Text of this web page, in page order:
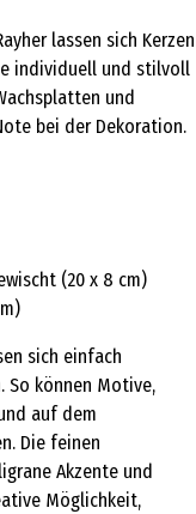
lassen sich Kerzen
individuell und stilvoll
und
bei der Dekoration.
(20 x 8 cm)
sich einfach
So können Motive,
auf dem
Die feinen
Akzente und
Möglichkeit,